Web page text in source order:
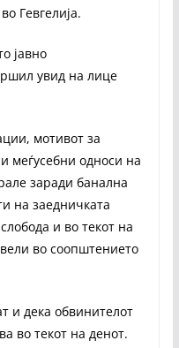
Гевгелија.
јавно
увид на лице
мотивот за
меѓусебни односи на
заради банална
на заедничката
и во текот на
во соопштението
и дека обвинителот
во текот на денот.